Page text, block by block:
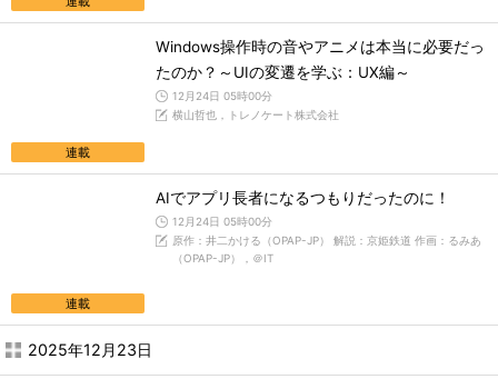
連載
Windows操作時の音やアニメは本当に必要だっ
たのか？～UIの変遷を学ぶ：UX編～
12月24日 05時00分
横山哲也，トレノケート株式会社
連載
AIでアプリ長者になるつもりだったのに！
12月24日 05時00分
原作：井二かける（OPAP-JP） 解説：京姫鉄道 作画：るみあ
（OPAP-JP），＠IT
2025年12月23日